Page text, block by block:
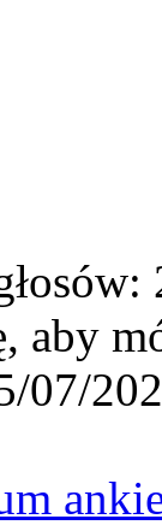
aby
07/